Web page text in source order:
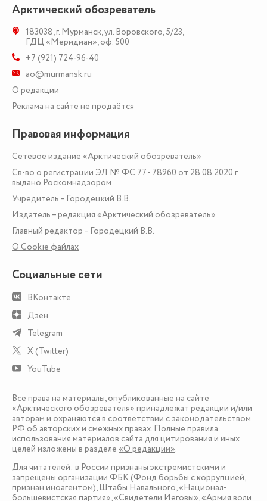
Арктический обозреватель
183038,г. Мурманск,ул. Воровского, 5/23,
ГДЦ «Меридиан», оф. 500
+7 (921) 724-96-40
ao@murmansk.ru
О редакции
Реклама на сайте не продаётся
Правовая информация
Сетевое издание «Арктический обозреватель»
Св-во о регистрации ЭЛ № ФС 77 - 78960 от 28.08.2020 г.
выдано Роскомнадзором
Учредитель – Городецкий В.В.
Издатель – редакция «Арктический обозреватель»
Главный редактор – Городецкий В.В.
О Сookie файлах
Социальные сети
ВКонтакте
Дзен
Telegram
X (Twitter)
YouTube
Все права на материалы, опубликованные на сайте
«Арктического обозревателя» принадлежат редакции и/или
авторам и охраняются в соответствии с законодательством
РФ об авторских и смежных правах. Полные правила
использования материалов сайта для цитирования и иных
целей изложены в разделе «О редакции».
Для читателей: в России признаны экстремистскими и
запрещены организации ФБК (Фонд борьбы с коррупцией,
признан иноагентом), Штабы Навального, «Национал-
большевистская партия», «Свидетели Иеговы», «Армия воли